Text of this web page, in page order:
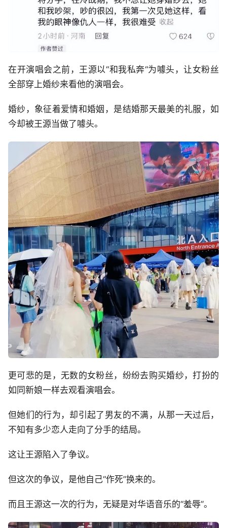
在开演唱会之前，王源以“和我私奔“为噱头，让女粉丝
全部穿上婚纱来看他的演唱会。
婚纱，象征着爱情和婚姻，是结婚那天最美的礼服，如
今却被王源当做了噱头。
更可悲的是，无数的女粉丝，纷纷去购买婚纱，打扮的
如同新娘一样去观看演唱会。
但她们的行为，却引起了男友的不满，从那一天过后，
不知有多少恋人走向了分手的结局。
这让王源陷入了争议。
但这次的争议，是他自己“作死”换来的。
而且王源这一次的行为，无疑是对华语音乐的“羞辱”。